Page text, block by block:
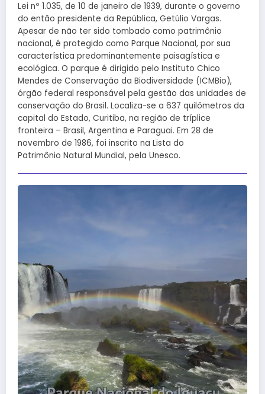
Lei nº 1.035, de 10 de janeiro de 1939, durante o governo
do então presidente da República, Getúlio Vargas.
Apesar de não ter sido tombado como patrimônio
nacional, é protegido como Parque Nacional, por sua
característica predominantemente paisagística e
ecológica. O parque é dirigido pelo Instituto Chico
Mendes de Conservação da Biodiversidade (ICMBio),
órgão federal responsável pela gestão das unidades de
conservação do Brasil. Localiza-se a 637 quilômetros da
capital do Estado, Curitiba, na região de tríplice
fronteira – Brasil, Argentina e Paraguai. Em 28 de
novembro de 1986, foi inscrito na Lista do
Patrimônio Natural Mundial, pela Unesco.